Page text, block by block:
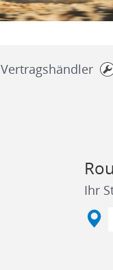
Vertragshändler
Ihr